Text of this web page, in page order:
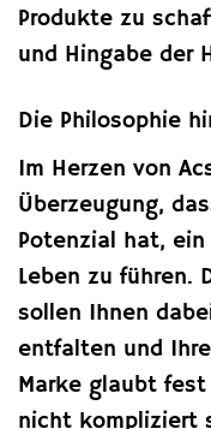
Produkte zu
und Hingabe der
Die Philosophie
Im Herzen von
Überzeugung,
Potenzial hat,
Leben zu führen.
sollen Ihnen
entfalten und
Marke glaubt
nicht kompliziert